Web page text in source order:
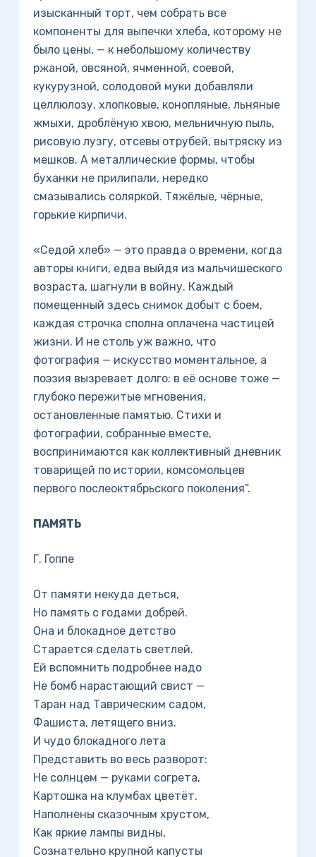
изысканный торт, чем собрать все
компоненты для выпечки хлеба, которому не
было цены, — к небольшому количеству
ржаной, овсяной, ячменной, соевой,
кукурузной, солодовой муки добавляли
целлюлозу, хлопковые, конопляные, льняные
жмыхи, дроблёную хвою, мельничную пыль,
рисовую лузгу, отсевы отрубей, вытряску из
мешков. А металлические формы, чтобы
буханки не прилипали, нередко
смазывались соляркой. Тяжёлые, чёрные,
горькие кирпичи.
«Седой хлеб» — это правда о времени, когда
авторы книги, едва выйдя из мальчишеского
возраста, шагнули в войну. Каждый
помещенный здесь снимок добыт с боем,
каждая строчка сполна оплачена частицей
жизни. И не столь уж важно, что
фотография — искусство моментальное, а
поэзия вызревает долго: в её основе тоже —
глубоко пережитые мгновения,
остановленные памятью. Стихи и
фотографии, собранные вместе,
воспринимаются как коллективный дневник
товарищей по истории, комсомольцев
первого послеоктябрьского поколения”.
ПАМЯТЬ
Г. Гоппе
От памяти некуда деться,
Но память с годами добрей.
Она и блокадное детство
Старается сделать светлей.
Ей вспомнить подробнее надо
Не бомб нарастающий свист —
Таран над Таврическим садом,
Фашиста, летящего вниз.
И чудо блокадного лета
Представить во весь разворот:
Не солнцем — руками согрета,
Картошка на клумбах цветёт.
Наполнены сказочным хрустом,
Как яркие лампы видны,
Сознательно крупной капусты